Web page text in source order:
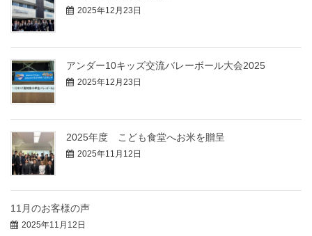
2025年12月23日
アンダー10キッズ交流バレーボール大会2025
2025年12月23日
2025年度 こども食堂へお米を贈呈
2025年11月12日
11月のお客様の声
2025年11月12日